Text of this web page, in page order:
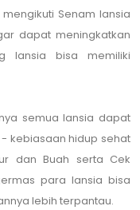
Senam lansia
dapat meningkatkan
lansia bisa memiliki
semua lansia dapat
kebiasaan hidup sehat
dan Buah serta Cek
para lansia bisa
lebih terpantau.